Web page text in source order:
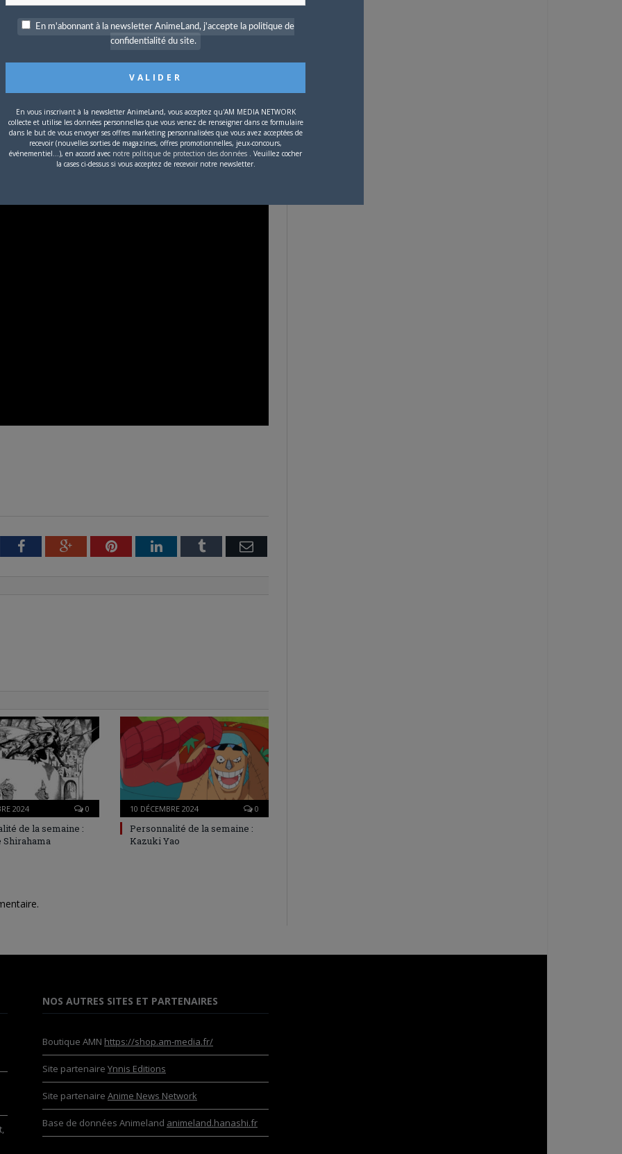
ou d’un roman),Summer Wars. Désormais âgé de 42 ans,
suffisantes pour souhaiter voler de ses propres ailes. Il
Saitô
, qui gère tout l’administratif pour que l’artiste puisse
alors de sa nouvelle vie,celle de père, pour réaliser des
(2015),Miraï, ma petite sœur
fait de Mamoru Hosoda un réalisateur incontournable
dire queson prochain projet est attendu de pied
alors qu’il en entame la production.
FacebookGoogle+PinterestLinkedInTumblr Email
2024 0
de la semaine :
Shirahama
10 DÉCEMBRE 2024 0
Personnalité de la semaine :
Kazuki Yao
NOS AUTRES SITES ET PARTENAIRES
Boutique AMN https://shop.am-media.fr/
Site partenaire Ynnis Editions
Site partenaire Anime News Network
Base de données Animeland animeland.hanashi.fr
En m'abonnant à la newsletter AnimeLand, j'accepte la politique de
confidentialité du site.
En vous inscrivant à la newsletter AnimeLand, vous acceptez qu'AM MEDIA NETWORK
collecte et utilise les données personnelles que vous venez de renseigner dans ce formulaire
dans le but de vous envoyer ses offres marketing personnalisées que vous avez acceptées de
recevoir (nouvelles sorties de magazines, offres promotionnelles, jeux-concours,
événementiel...), en accord avec notre politique de protection des données . Veuillez cocher
la cases ci-dessus si vous acceptez de recevoir notre newsletter.